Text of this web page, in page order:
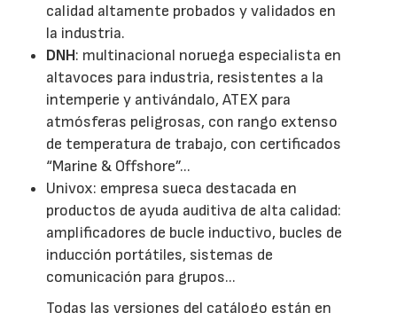
calidad altamente probados y validados en
la industria.
DNH: multinacional noruega especialista en
altavoces para industria, resistentes a la
intemperie y antivándalo, ATEX para
atmósferas peligrosas, con rango extenso
de temperatura de trabajo, con certificados
“Marine & Offshore”...
Univox: empresa sueca destacada en
productos de ayuda auditiva de alta calidad:
amplificadores de bucle inductivo, bucles de
inducción portátiles, sistemas de
comunicación para grupos...
Todas las versiones del catálogo están en